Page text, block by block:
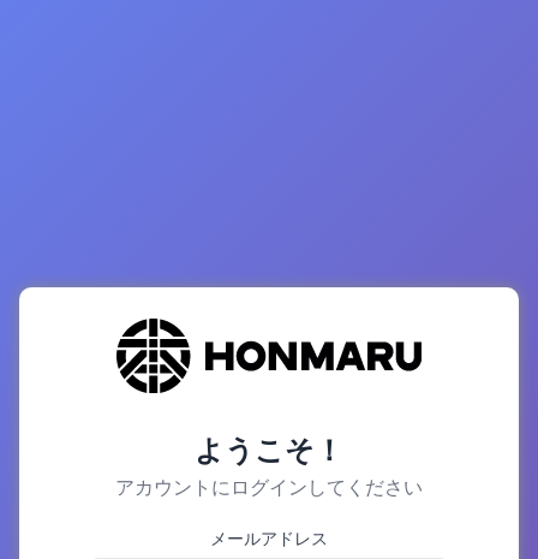
ようこそ！
アカウントにログインしてください
メールアドレス